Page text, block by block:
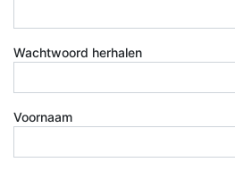
Wachtwoord herhalen
Voornaam